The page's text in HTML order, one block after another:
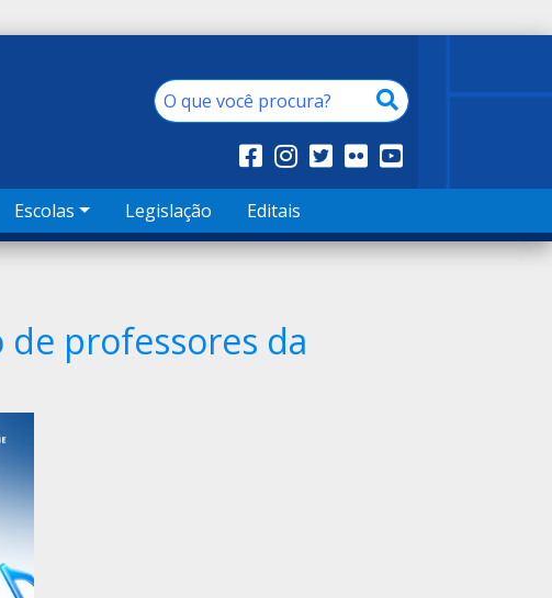
Escolas Legislação Editais
de professores da